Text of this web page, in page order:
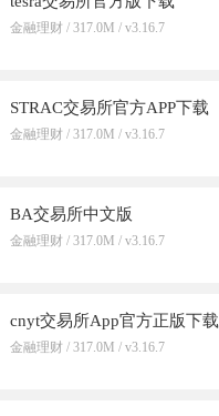
金融理财 / 317.0M / v3.16.7
STRAC交易所官方APP下载
金融理财 / 317.0M / v3.16.7
BA交易所中文版
金融理财 / 317.0M / v3.16.7
cnyt交易所App官方正版下载
金融理财 / 317.0M / v3.16.7